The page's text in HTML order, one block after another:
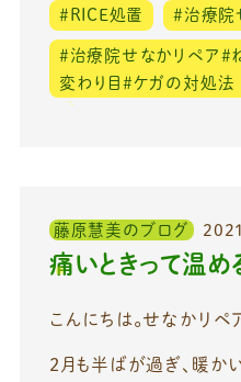
＃RICE処置 ＃治療院
＃治療院せなかリペア＃
変わり目＃ケガの対処法
藤原慧美のブログ
痛いときって温め
こんにちは。せなかリ
2月も半ばが過ぎ、暖か